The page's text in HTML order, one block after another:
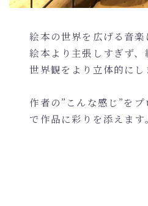
絵本の世界を広げる音楽
絵本より主張しすぎず、
世界観をより立体的にし
作者の”こんな感じ”を
で作品に彩りを添えます。